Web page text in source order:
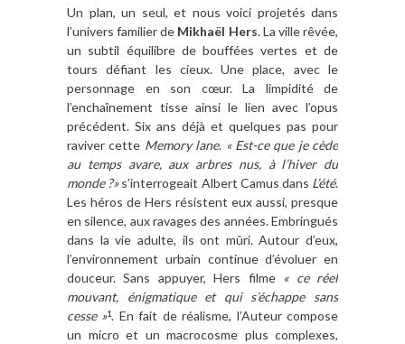
Un plan, un seul, et nous voici projetés dans
l’univers familier de Mikhaël Hers. La ville rêvée,
un subtil équilibre de bouffées vertes et de
tours défiant les cieux. Une place, avec le
personnage en son cœur. La limpidité de
l’enchaînement tisse ainsi le lien avec l’opus
précédent. Six ans déjà et quelques pas pour
raviver cette Memory lane. « Est-ce que je cède
au temps avare, aux arbres nus, à l’hiver du
monde ?»s’interrogeait Albert Camus dans L’été.
Les héros de Hers résistent eux aussi, presque
en silence, aux ravages des années. Embringués
dans la vie adulte, ils ont mûri. Autour d’eux,
l’environnement urbain continue d’évoluer en
douceur. Sans appuyer, Hers filme « ce réel
mouvant, énigmatique et qui s’échappe sans
cesse »1. En fait de réalisme, l’Auteur compose
un micro et un macrocosme plus complexes,